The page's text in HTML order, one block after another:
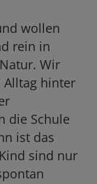
wollen
rein in
Wir
Alltag hinter
die Schule
ist das
sind nur